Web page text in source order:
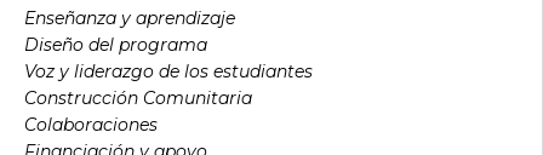
Enseñanza y aprendizaje
Diseño del programa
Voz y liderazgo de los estudiantes
Construcción Comunitaria
Colaboraciones